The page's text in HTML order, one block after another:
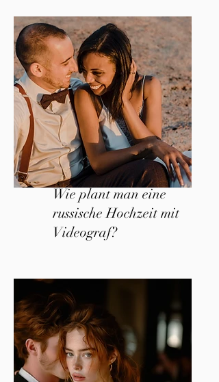
Wie plant man eine
russische Hochzeit mit
Videograf?